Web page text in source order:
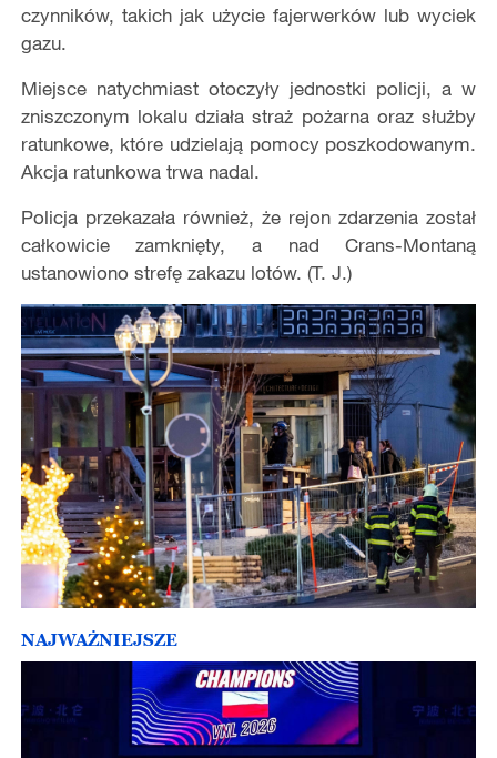
czynników, takich jak użycie fajerwerków lub wyciek
gazu.
Miejsce natychmiast otoczyły jednostki policji, a w
zniszczonym lokalu działa straż pożarna oraz służby
ratunkowe, które udzielają pomocy poszkodowanym.
Akcja ratunkowa trwa nadal.
Policja przekazała również, że rejon zdarzenia został
całkowicie zamknięty, a nad Crans-Montaną
ustanowiono strefę zakazu lotów. (T. J.)
NAJWAŻNIEJSZE